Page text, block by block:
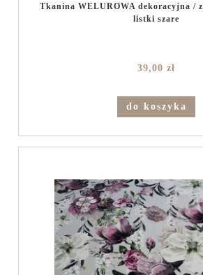
Tkanina WELUROWA dekoracyjna /
listki szare
39,00 zł
do koszyka